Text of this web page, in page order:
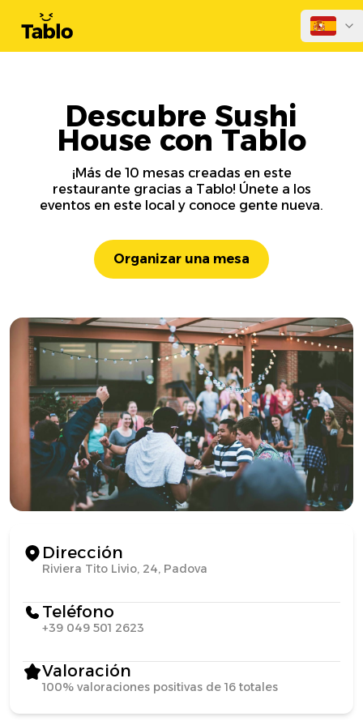
Descubre Sushi
House con Tablo
¡Más de 10 mesas creadas en este
restaurante gracias a Tablo! Únete a los
eventos en este local y conoce gente nueva.
Organizar una mesa
Dirección
Riviera Tito Livio, 24, Padova
Teléfono
+39 049 501 2623
Valoración
100% valoraciones positivas de 16 totales